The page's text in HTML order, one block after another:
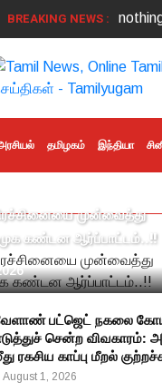
BREAKING NEWS :
தமிழகம் இந்தியா
முன்வைத்து
கண்டன ஆர்ப்பாட்டம்..!!
பட்ஜெட் நகலை
சென்ற விவகாரம்:
ரகசிய காப்பு மீறல்
August 1, 2026